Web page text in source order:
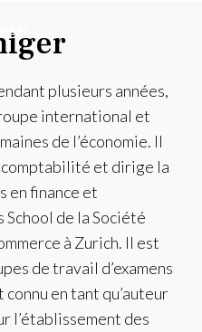
plusieurs années,
international et
de l’économie. Il
et dirige la
en finance et
de la Société
à Zurich. Il est
de travail d’examens
en tant qu’auteur
l’établissement des